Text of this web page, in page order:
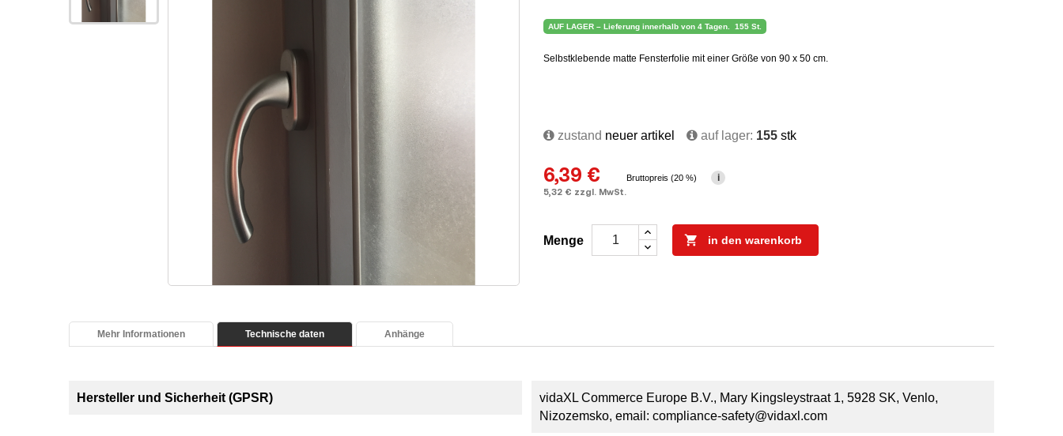
AUF LAGER – Lieferung innerhalb von 4 Tagen. 155 St.
Selbstklebende matte Fensterfolie mit einer Größe von 90 x 50 cm.
zustand neuer artikel auf lager: 155 stk
6,39 €
5,32 € zzgl. MwSt.
Bruttopreis (20 %) i
Menge  in den warenkorb
Mehr Informationen Technische daten Anhänge
Hersteller und Sicherheit (GPSR)
vidaXL Commerce Europe B.V., Mary Kingsleystraat 1, 5928 SK, Venlo,
Nizozemsko, email: compliance-safety@vidaxl.com